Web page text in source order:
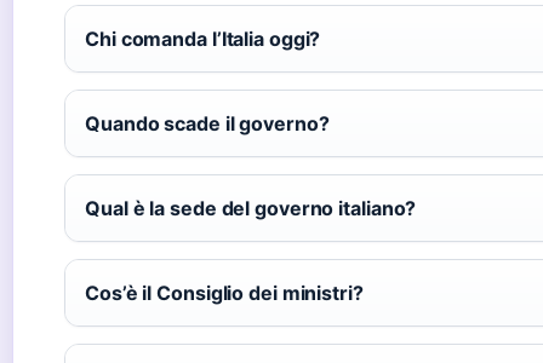
Chi comanda l’Italia oggi?
Quando scade il governo?
Qual è la sede del governo italiano?
Cos’è il Consiglio dei ministri?